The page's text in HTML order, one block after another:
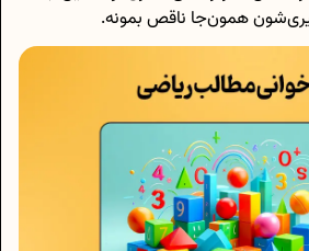
همون‌جا ناقص بمونه.